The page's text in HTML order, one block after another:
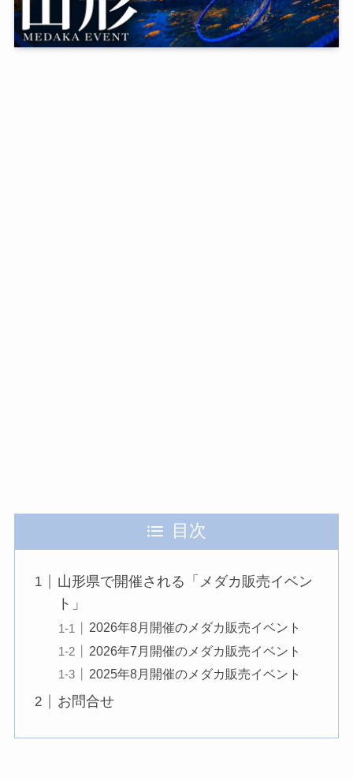
目次
山形県で開催される「メダカ販売イベン
ト」
2026年8月開催のメダカ販売イベント
2026年7月開催のメダカ販売イベント
2025年8月開催のメダカ販売イベント
お問合せ